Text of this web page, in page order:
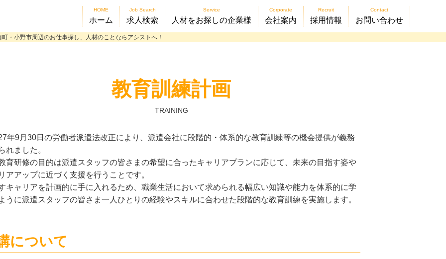
HOME
ホーム
Job Search
求人検索
Service
人材をお探しの企業様
Corporate
会社案内
Recruit
採用情報
Contact
お問い合わせ
・小野市周辺のお仕事探し、人材のことならアシストへ！
教育訓練計画
TRAINING
年9月30日の労働者派遣法改正により、派遣会社に段階的・体系的な教育訓練等の機会提供が義務
れました。
育研修の目的は派遣スタッフの皆さまの希望に合ったキャリアプランに応じて、未来の目指す姿や
アアップに近づく支援を行うことです。
キャリアを計画的に手に入れるため、職業生活において求められる幅広い知識や能力を体系的に学
うに派遣スタッフの皆さま一人ひとりの経験やスキルに合わせた段階的な教育訓練を実施します。
について